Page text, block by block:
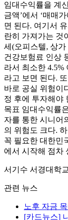
임대수익률을 계
금액’에서 ‘매매
면 된다. 여기서
란히 가져가는 것
세(오피스텔, 상
건강보험료 인상
라서 최소한 4.5%
라고 보면 된다.
바로 공실 위험이
정 후에 투자해야
목표 임대수익률
자를 통한 시니어
의 위험도 크다.
꼭 필요한 대한민
에서 시작해 점차
서기수 서경대학
관련 뉴스
노후 자금
[카드뉴스]